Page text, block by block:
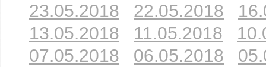
23.05.2018
22.05.2018
13.05.2018
11.05.2018
07.05.2018
06.05.2018